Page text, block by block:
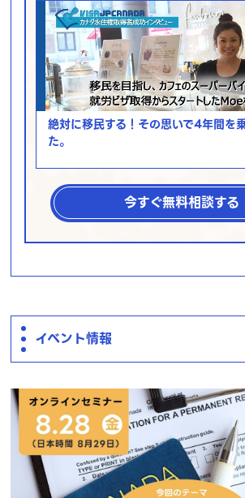
絶対に移民する！その思いで4年間を
た。
今すぐ無料相談する
イベント情報